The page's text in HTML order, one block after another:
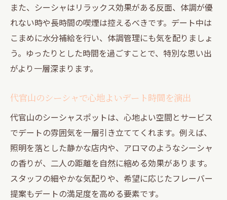
また、シーシャはリラックス効果がある反面、体調が優
れない時や長時間の喫煙は控えるべきです。デート中は
こまめに水分補給を行い、体調管理にも気を配りましょ
う。ゆったりとした時間を過ごすことで、特別な思い出
がより一層深まります。
代官山のシーシャで心地よいデート時間を演出
代官山のシーシャスポットは、心地よい空間とサービス
でデートの雰囲気を一層引き立ててくれます。例えば、
照明を落とした静かな店内や、アロマのようなシーシャ
の香りが、二人の距離を自然に縮める効果があります。
スタッフの細やかな気配りや、希望に応じたフレーバー
提案もデートの満足度を高める要素です。